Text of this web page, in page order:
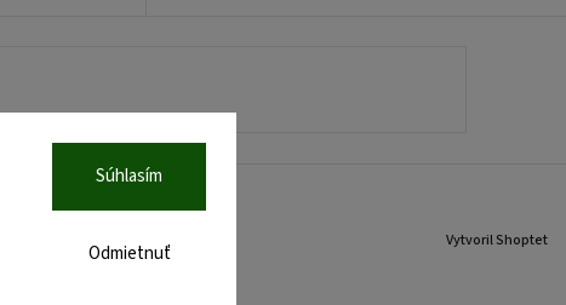
Odmietnuť
Súhlasím
Vytvoril Shoptet